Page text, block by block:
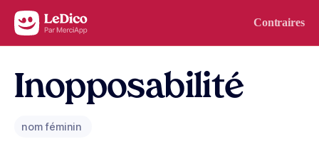
Aller au contenu Contraires
Inopposabilité
nom féminin